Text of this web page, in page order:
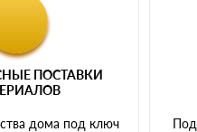
ПОСТАВКИ
дома под ключ